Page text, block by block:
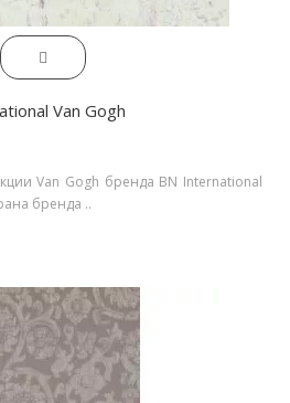
Van Gogh
Van Gogh бренда BN International
бренда ..